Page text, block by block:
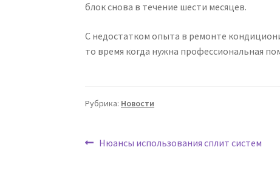
блок снова в течение шести месяцев.
С недостатком опыта в ремонте
то время когда нужна профессиональная
Рубрика: Новости
Навигация
Предыдущая
Нюансы использования сплит систем